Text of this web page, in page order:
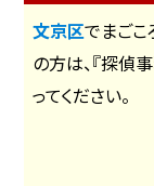
文京区でまご
の方は、『探偵
ってください。